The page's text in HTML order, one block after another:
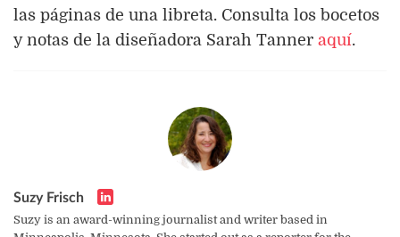
las páginas de una libreta. Consulta los bocetos
y notas de la diseñadora Sarah Tanner aquí.
Suzy Frisch
Suzy is an award-winning journalist and writer based in